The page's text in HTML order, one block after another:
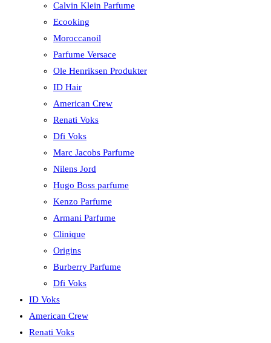
Calvin Klein Parfume
Ecooking
Moroccanoil
Parfume Versace
Ole Henriksen Produkter
ID Hair
American Crew
Renati Voks
Dfi Voks
Marc Jacobs Parfume
Nilens Jord
Hugo Boss parfume
Kenzo Parfume
Armani Parfume
Clinique
Origins
Burberry Parfume
Dfi Voks
ID Voks
American Crew
Renati Voks